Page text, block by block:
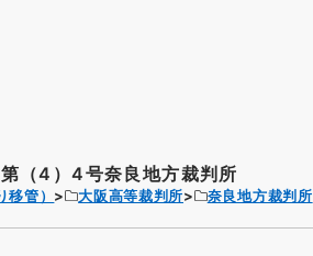
（4）4号奈良地方裁判所
管） 大阪高等裁判所 奈良地方裁判所